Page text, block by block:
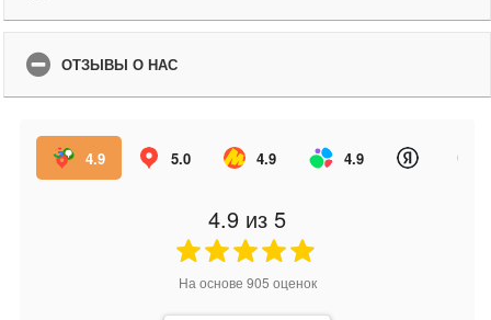
ОТЗЫВЫ О НАС
4.9 5.0 4.9 4.9
4.9 из 5
На основе 905 оценок